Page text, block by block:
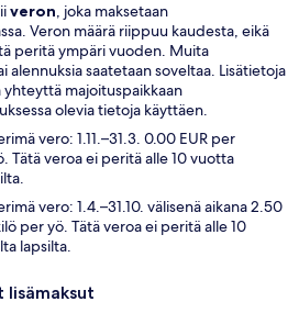
veron, joka maksetaan
Veron määrä riippuu kaudesta, eikä
peritä ympäri vuoden. Muita
alennuksia saatetaan soveltaa. Lisätietoja
yhteyttä majoituspaikkaan
olevia tietoja käyttäen.
vero: 1.11.–31.3. 0.00 EUR per
Tätä veroa ei peritä alle 10 vuotta
vero: 1.4.–31.10. välisenä aikana 2.50
per yö. Tätä veroa ei peritä alle 10
lapsilta.